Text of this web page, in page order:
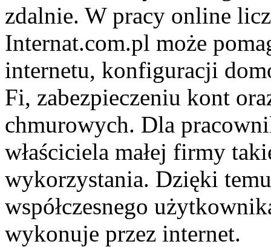
zdalnie. W pracy online
Internat.com.pl może
internetu, konfiguracji
Fi, zabezpieczeniu kont
chmurowych. Dla
właściciela małej firmy
wykorzystania. Dzięki
współczesnego
wykonuje przez internet.